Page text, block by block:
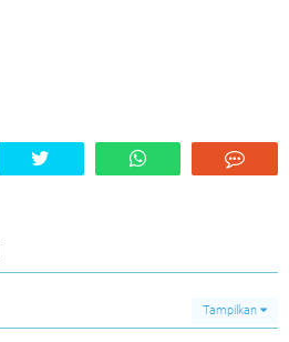
Tampilkan